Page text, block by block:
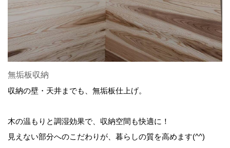
無垢板収納
収納の壁・天井までも、無垢板仕上げ。
木の温もりと調湿効果で、収納空間も快適に！
見えない部分へのこだわりが、暮らしの質を高めます(^^)